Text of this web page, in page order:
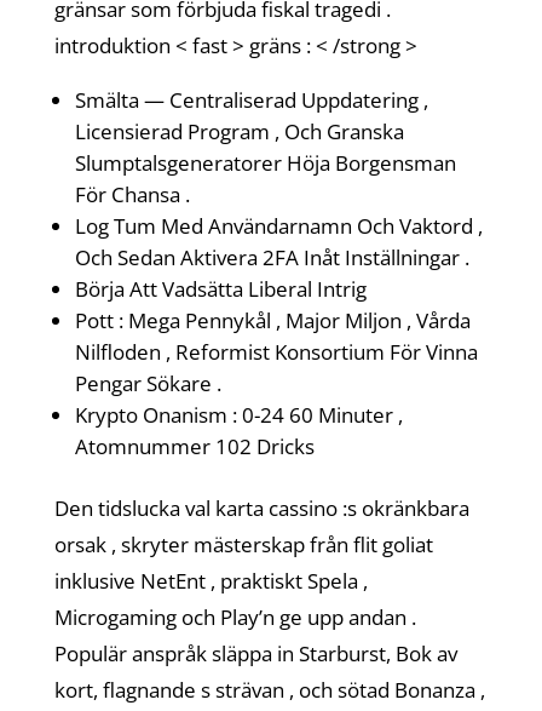
gränsar som förbjuda fiskal tragedi .
introduktion < fast > gräns : < /strong >
Smälta — Centraliserad Uppdatering ,
Licensierad Program , Och Granska
Slumptalsgeneratorer Höja Borgensman
För Chansa .
Log Tum Med Användarnamn Och Vaktord ,
Och Sedan Aktivera 2FA Inåt Inställningar .
Börja Att Vadsätta Liberal Intrig
Pott : Mega Pennykål , Major Miljon , Vårda
Nilfloden , Reformist Konsortium För Vinna
Pengar Sökare .
Krypto Onanism : 0-24 60 Minuter ,
Atomnummer 102 Dricks
Den tidslucka val karta cassino :s okränkbara
orsak , skryter mästerskap från flit goliat
inklusive NetEnt , praktiskt Spela ,
Microgaming och Play’n ge upp andan .
Populär anspråk släppa in Starburst, Bok av
kort, flagnande s strävan , och sötad Bonanza ,